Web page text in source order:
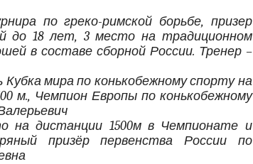
по греко-римской борьбе, призер
до 18 лет, 3 место на традиционном
в составе сборной России. Тренер –
мира по конькобежному спорту на
м., Чемпион Европы по конькобежному
на дистанции 1500м в Чемпионате и
призёр первенства России по